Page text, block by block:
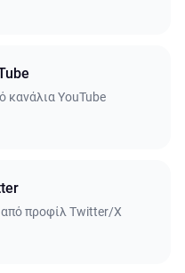
κανάλια YouTube
από προφίλ Twitter/X